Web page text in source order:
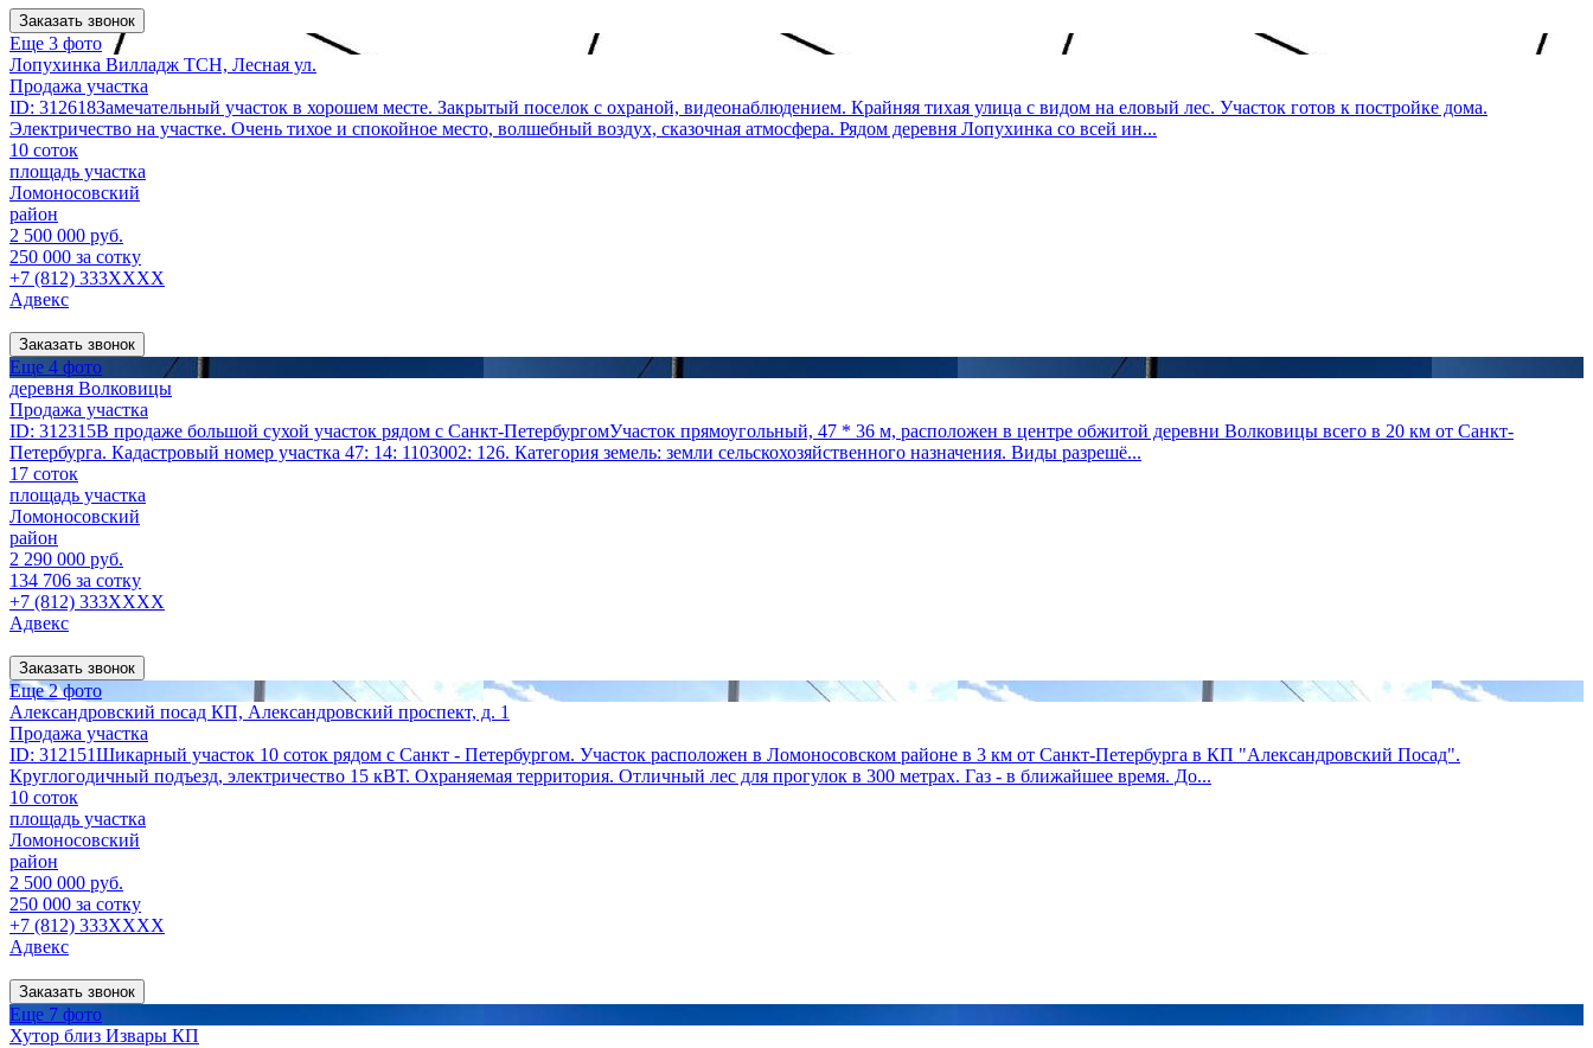
Заказать звонок
Еще 3 фото
Лопухинка Вилладж ТСН, Лесная ул.
Продажа участка
ID: 312618Замечательный участок в хорошем месте. Закрытый поселок с охраной, видеонаблюдением. Крайняя тихая улица с видом на еловый лес. Участок готов к постройке дома.
Электричество на участке. Очень тихое и спокойное место, волшебный воздух, сказочная атмосфера. Рядом деревня Лопухинка со всей ин...
10 соток
площадь участка
Ломоносовский
район
2 500 000 руб.
250 000 за сотку
+7 (812) 333XXXX
Адвекс
Заказать звонок
Еще 4 фото
деревня Волковицы
Продажа участка
ID: 312315В продаже большой сухой участок рядом с Санкт-ПетербургомУчасток прямоугольный, 47 * 36 м, расположен в центре обжитой деревни Волковицы всего в 20 км от Санкт-
Петербурга. Кадастровый номер участка 47: 14: 1103002: 126. Категория земель: земли сельскохозяйственного назначения. Виды разрешё...
17 соток
площадь участка
Ломоносовский
район
2 290 000 руб.
134 706 за сотку
+7 (812) 333XXXX
Адвекс
Заказать звонок
Еще 2 фото
Александровский посад КП, Александровский проспект, д. 1
Продажа участка
ID: 312151Шикарный участок 10 соток рядом с Санкт - Петербургом. Участок расположен в Ломоносовском районе в 3 км от Санкт-Петербурга в КП "Александровский Посад".
Круглогодичный подъезд, электричество 15 кВТ. Охраняемая территория. Отличный лес для прогулок в 300 метрах. Газ - в ближайшее время. До...
10 соток
площадь участка
Ломоносовский
район
2 500 000 руб.
250 000 за сотку
+7 (812) 333XXXX
Адвекс
Заказать звонок
Еще 7 фото
Хутор близ Извары КП